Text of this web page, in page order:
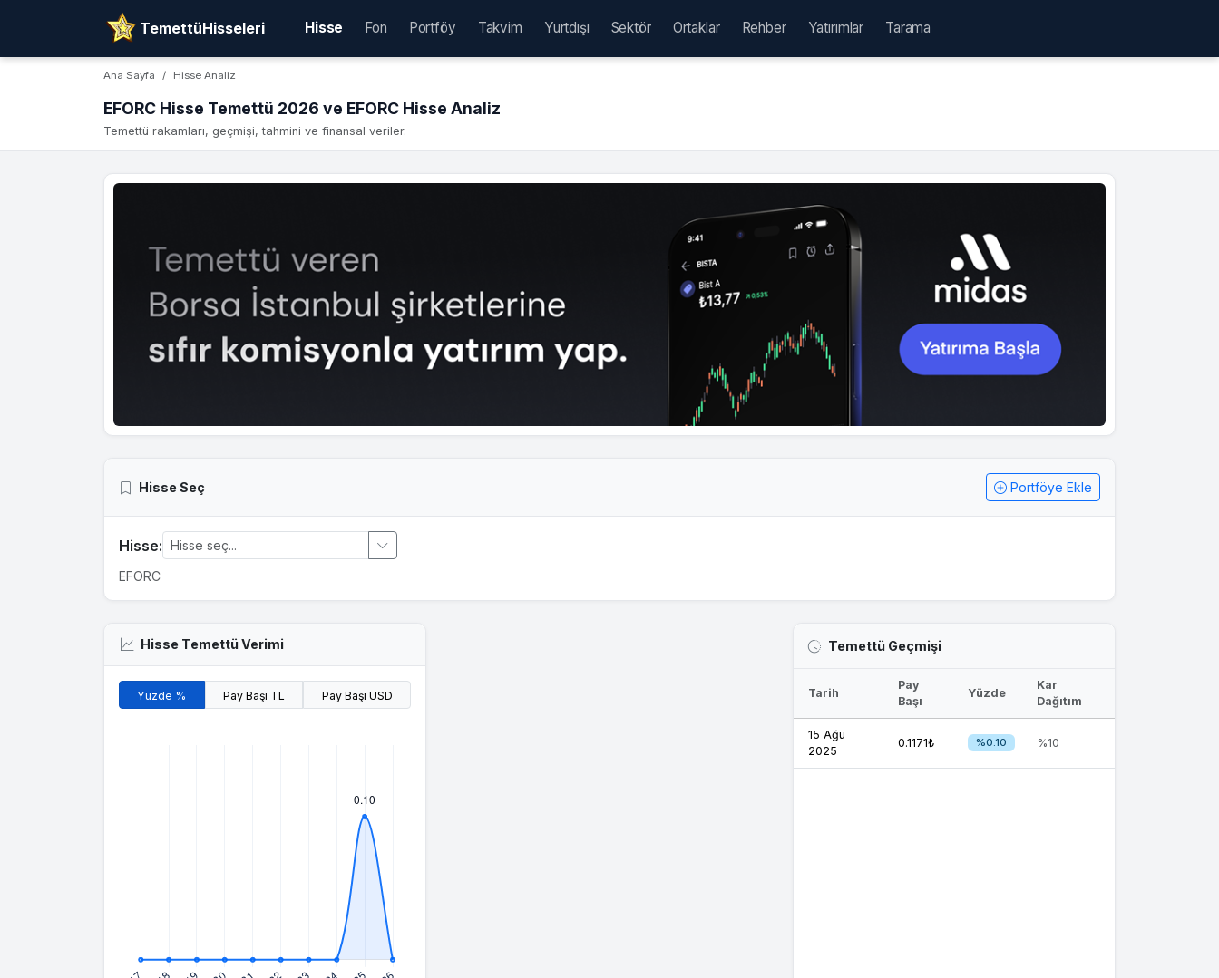
TemettüHisseleri Hisse Fon Portföy Takvim Yurtdışı Sektör Ortaklar Rehber Yatırımlar Tarama
Ana Sayfa Hisse Analiz
EFORC Hisse Temettü 2026 ve EFORC Hisse Analiz
Temettü rakamları, geçmişi, tahmini ve finansal veriler.
Hisse Seç Portföye Ekle
Hisse:
EFORC
Hisse Temettü Verimi
Yüzde % Pay Başı TL Pay Başı USD
Temettü Geçmişi
Tarih
Pay
Başı
Yüzde
Kar
Dağıtım
15 Ağu
2025
0.1171₺ %0.10 %10